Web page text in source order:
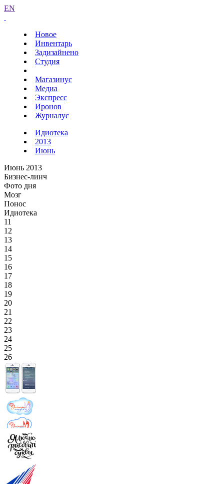
EN
Новое
Инвентарь
Задизайнено
Студия
Магазинус
Медиа
Экспресс
Иронов
Журналус
Идиотека
2013
Июнь
Июнь 2013
Бизнес-линч
Фото дня
Мозг
Понос
Идиотека
11
12
13
14
15
16
17
18
19
20
21
22
23
24
25
26